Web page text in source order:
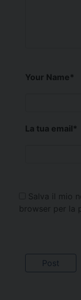
Your Name*
La tua email*
Salva il mio
browser per la